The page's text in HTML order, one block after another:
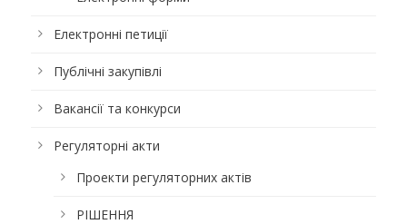
Електронні петиції
Публічні закупівлі
Вакансії та конкурси
Регуляторні акти
Проекти регуляторних актів
РІШЕННЯ